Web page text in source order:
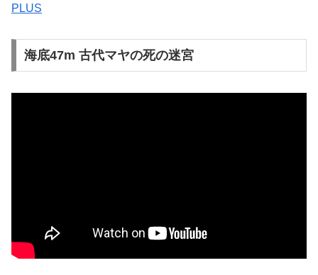
PLUS
海底47m 古代マヤの死の迷宮